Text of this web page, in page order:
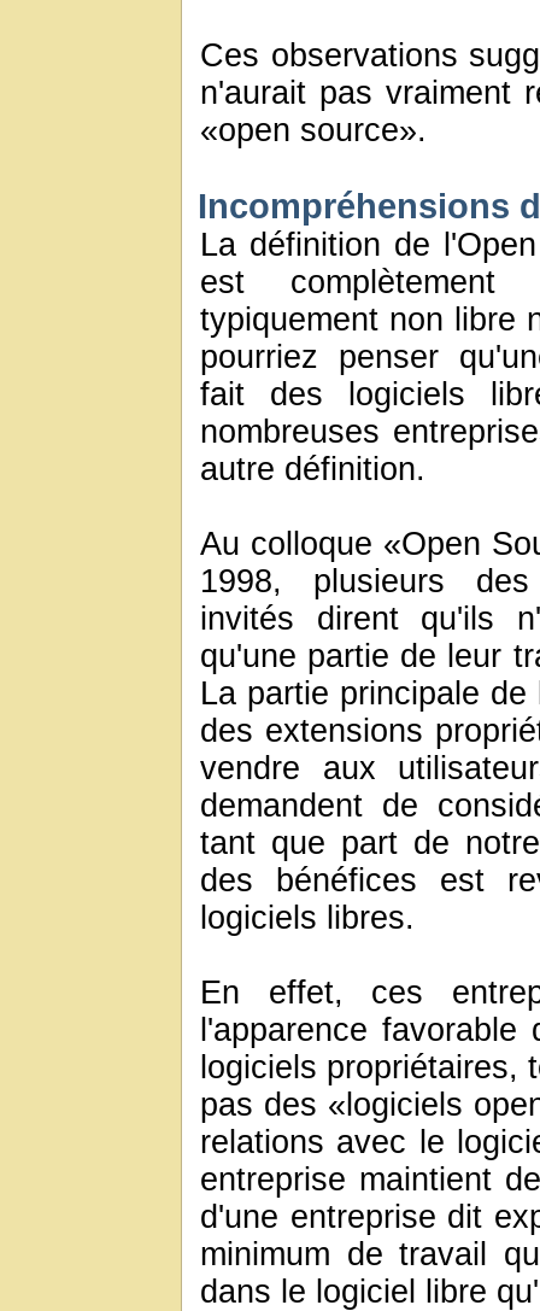
Ces observations
n'aurait pas vraiment
«open source».
Incompréhensions
La définition de
est
typiquement non libre
pourriez penser
fait des logiciels
nombreuses
autre définition.
Au colloque «Open
1998, plusieurs des
invités dirent qu'ils
qu'une partie de leur
La partie principale
des extensions
vendre aux
demandent de
tant que part de
des bénéfices est
logiciels libres.
En effet, ces
l'apparence
logiciels propriétaires,
pas des «logiciels
relations avec le
entreprise maintient
d'une entreprise dit
minimum de travail
dans le logiciel libre